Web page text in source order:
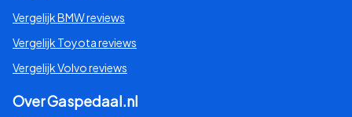
Vergelijk BMW reviews
Vergelijk Toyota reviews
Vergelijk Volvo reviews
Over Gaspedaal.nl